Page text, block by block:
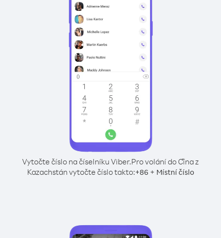
Vytočte číslo na číselníku Viber.Pro volání do Čína z
Kazachstán vytočte číslo takto:+86 + Místní číslo